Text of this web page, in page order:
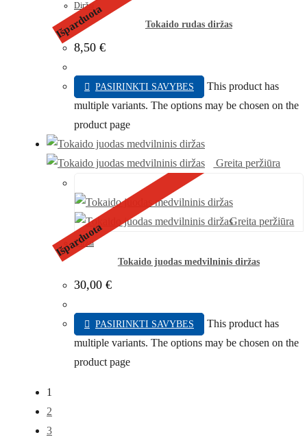
Išparduota
Diržai
Tokaido rudas diržas
8,50 €
PASIRINKTI SAVYBES
This product has
multiple variants. The options may be chosen on the
product page
Greita peržiūra
Išparduota Greita peržiūra
Diržai
Tokaido juodas medvilninis diržas
30,00 €
PASIRINKTI SAVYBES
This product has
multiple variants. The options may be chosen on the
product page
1
2
3